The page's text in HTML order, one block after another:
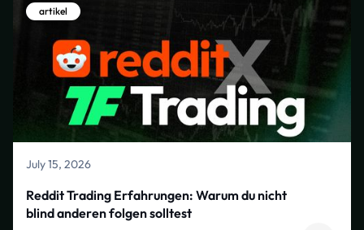
artikel
July 15, 2026
Reddit Trading Erfahrungen: Warum du nicht
blind anderen folgen solltest